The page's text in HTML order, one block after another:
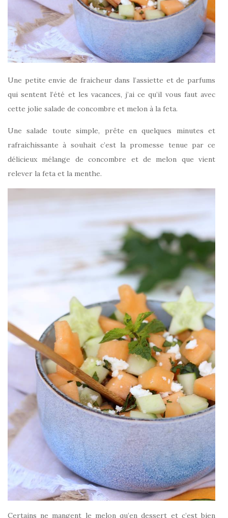
Une petite envie de fraicheur dans l’assiette et de parfums
qui sentent l’été et les vacances, j’ai ce qu’il vous faut avec
cette jolie salade de concombre et melon à la feta.
Une salade toute simple, prête en quelques minutes et
rafraichissante à souhait c’est la promesse tenue par ce
délicieux mélange de concombre et de melon que vient
relever la feta et la menthe.
Certains ne mangent le melon qu’en dessert et c’est bien